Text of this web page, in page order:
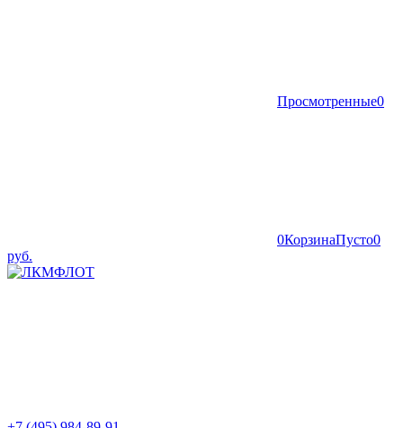
Просмотренные0
0КорзинаПусто0
руб.